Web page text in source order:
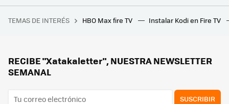
Se acabó el contador de gas clásico. Así es el nuevo que van a instalarte en casa: es gratis y acabará con las lecturas estimadas
Fue a una entrevista de trabajo de Apple y acabaron haciéndole preguntas sobre huevos, monedas y cajas vacías
TEMAS DE INTERÉS HBO Max fire TV Instalar Kodi en Fire TV
RECIBE "Xatakaletter", NUESTRA NEWSLETTER
SEMANAL
SUSCRIBIR